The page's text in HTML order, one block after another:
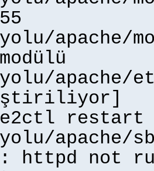
apache/
apache/
restart
apache/
httpd not